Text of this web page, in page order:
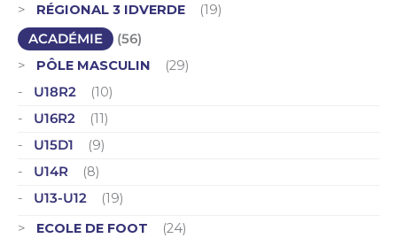
RÉGIONAL 3 IDVERDE
(19)
ACADÉMIE
(56)
PÔLE MASCULIN
(29)
U18R2
(10)
U16R2
(11)
U15D1
(9)
U14R
(8)
U13-U12
(19)
ECOLE DE FOOT
(24)